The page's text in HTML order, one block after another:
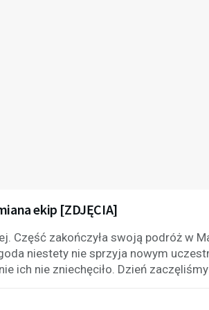
ekip [ZDJĘCIA]
Część zakończyła swoją podróż w
niestety nie sprzyja nowym
ich nie zniechęciło. Dzień zaczęliśmy